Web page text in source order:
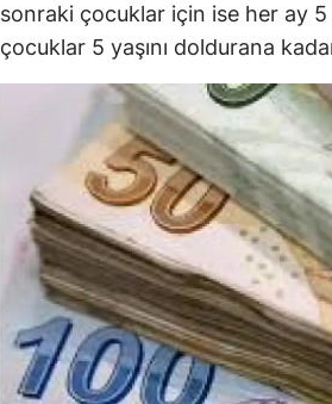
sonraki çocuklar için ise her ay
çocuklar 5 yaşını doldurana